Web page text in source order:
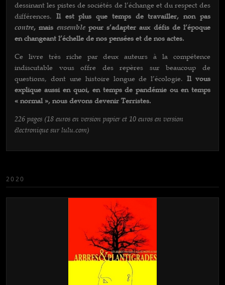
dessinant les pistes de sociétés de l’échange et du respect des
différences. Il est plus que temps de travailler, non pas
contre, mais ensemble pour s’adapter aux défis de l’époque
en changeant l’échelle de nos pensées et de nos actes.
Ce livre très riche par deux auteurs à la compétence
indiscutable vous offre des repères sur beaucoup de
questions, dont une histoire longue de l’écologie.Il vous
explique aussi en quoi, en temps de pandémie ou en temps
« normal », nous devons devenir Terristes.
226 pages (18 euros en version papier et 10 euros en version
électronique sur lulu.com)
2020